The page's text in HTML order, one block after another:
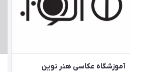
آموزشگاه عکاسی هنر نوین